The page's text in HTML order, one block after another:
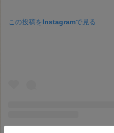
この投稿をInstagramで見る